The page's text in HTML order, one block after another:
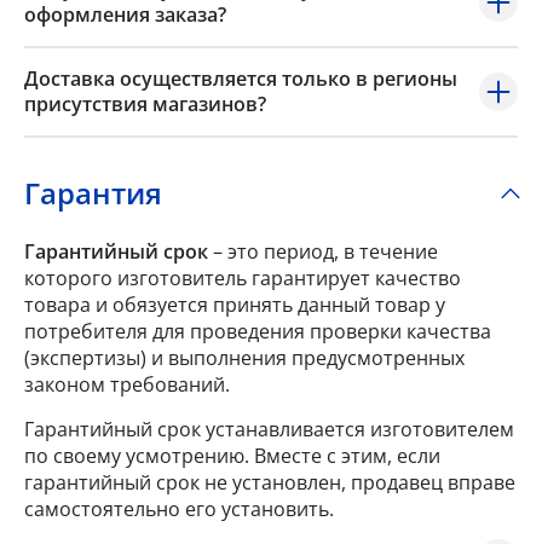
оформления заказа?
Доставка осуществляется только в регионы
присутствия магазинов?
Гарантия
Гарантийный срок– это период, в течение
которого изготовитель гарантирует качество
товара и обязуется принять данный товар у
потребителя для проведения проверки качества
(экспертизы) и выполнения предусмотренных
законом требований.
Гарантийный срок устанавливается изготовителем
по своему усмотрению. Вместе с этим, если
гарантийный срок не установлен, продавец вправе
самостоятельно его установить.